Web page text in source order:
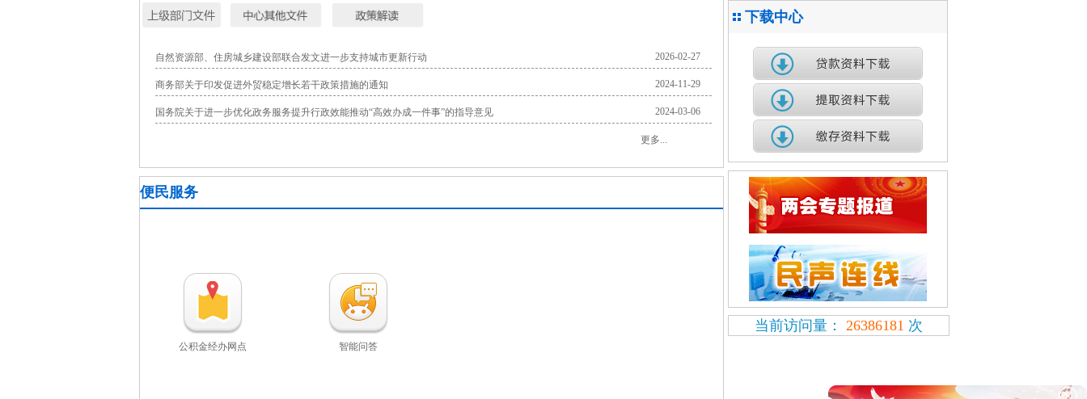
自然资源部、住房城乡建设部联合发文进一步支持城市更新行动 2026-02-27
商务部关于印发促进外贸稳定增长若干政策措施的通知 2024-11-29
国务院关于进一步优化政务服务提升行政效能推动“高效办成一件事”的指导意见 2024-03-06
更多...
便民服务
公积金经办网点 智能问答
下载中心
当前访问量： 26386181 次